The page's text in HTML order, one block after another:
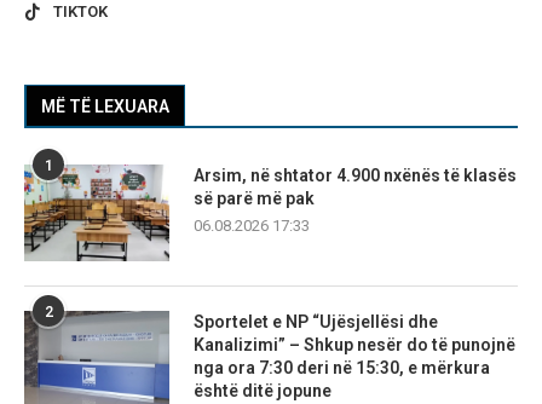
TIKTOK
MË TË LEXUARA
1
Arsim, në shtator 4.900 nxënës të klasës
së parë më pak
06.08.2026 17:33
2
Sportelet e NP “Ujësjellësi dhe
Kanalizimi” – Shkup nesër do të punojnë
nga ora 7:30 deri në 15:30, e mërkura
është ditë jopune